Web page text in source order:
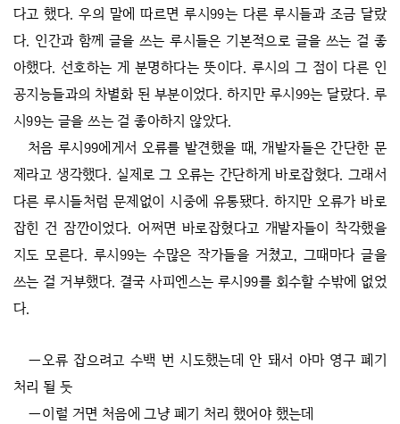
다고 했다. 우의 말에 따르면 루시99는 다른 루시들과 조금 달랐
다. 인간과 함께 글을 쓰는 루시들은 기본적으로 글을 쓰는 걸 좋
아했다. 선호하는 게 분명하다는 뜻이다. 루시의 그 점이 다른 인
공지능들과의 차별화 된 부분이었다. 하지만 루시99는 달랐다. 루
시99는 글을 쓰는 걸 좋아하지 않았다.
처음 루시99에게서 오류를 발견했을 때, 개발자들은 간단한 문
제라고 생각했다. 실제로 그 오류는 간단하게 바로잡혔다. 그래서
다른 루시들처럼 문제없이 시중에 유통됐다. 하지만 오류가 바로
잡힌 건 잠깐이었다. 어쩌면 바로잡혔다고 개발자들이 착각했을
지도 모른다. 루시99는 수많은 작가들을 거쳤고, 그때마다 글을
쓰는 걸 거부했다. 결국 사피엔스는 루시99를 회수할 수밖에 없었
다.
―오류 잡으려고 수백 번 시도했는데 안 돼서 아마 영구 폐기
처리 될 듯
―이럴 거면 처음에 그냥 폐기 처리 했어야 했는데